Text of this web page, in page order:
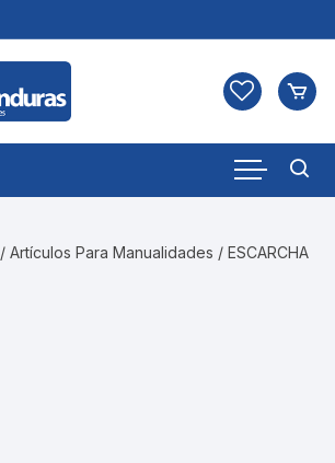
/Artículos Para Manualidades / ESCARCHA